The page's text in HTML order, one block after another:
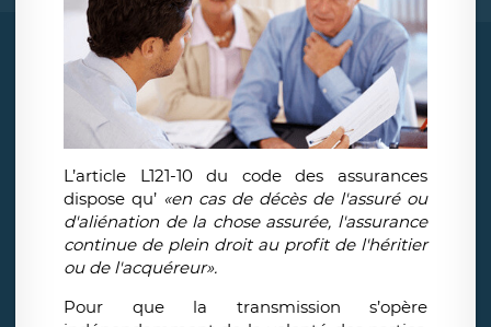
L’article L121-10 du code des assurances
dispose qu’ «en cas de décès de l'assuré ou
d'aliénation de la chose assurée, l'assurance
continue de plein droit au profit de l'héritier
ou de l'acquéreur».
Pour que la transmission s’opère